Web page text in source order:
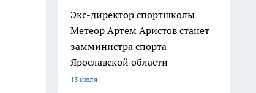
Экс-директор спортшколы
Метеор Артем Аристов станет
замминистра спорта
Ярославской области
13 июля